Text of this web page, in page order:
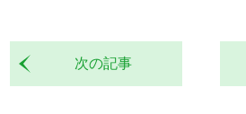
次の記事